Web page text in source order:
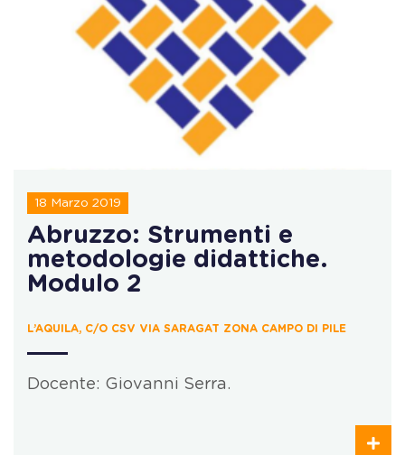
18 Marzo 2019
Abruzzo: Strumenti e
metodologie didattiche.
Modulo 2
L’AQUILA, C/O CSV VIA SARAGAT ZONA CAMPO DI PILE
Docente: Giovanni Serra.